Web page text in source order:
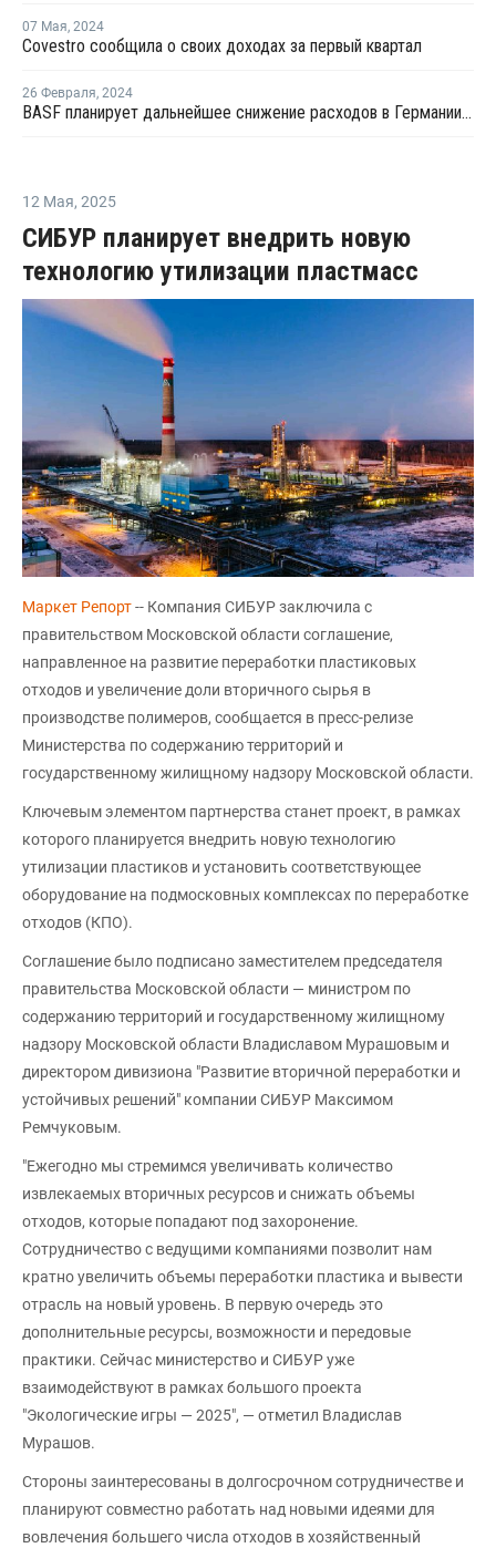
07 Мая, 2024
Covestro сообщила о своих доходах за первый квартал
26 Февраля, 2024
BASF планирует дальнейшее снижение расходов в Германии и отмечает рост прибыли
12 Мая, 2025
СИБУР планирует внедрить новую
технологию утилизации пластмасс
Маркет Репорт-- Компания СИБУР заключила с
правительством Московской области соглашение,
направленное на развитие переработки пластиковых
отходов и увеличение доли вторичного сырья в
производстве полимеров, сообщается в пресс-релизе
Министерства по содержанию территорий и
государственному жилищному надзору Московской области.
Ключевым элементом партнерства станет проект, в рамках
которого планируется внедрить новую технологию
утилизации пластиков и установить соответствующее
оборудование на подмосковных комплексах по переработке
отходов (КПО).
Соглашение было подписано заместителем председателя
правительства Московской области — министром по
содержанию территорий и государственному жилищному
надзору Московской области Владиславом Мурашовым и
директором дивизиона "Развитие вторичной переработки и
устойчивых решений" компании СИБУР Максимом
Ремчуковым.
"Ежегодно мы стремимся увеличивать количество
извлекаемых вторичных ресурсов и снижать объемы
отходов, которые попадают под захоронение.
Сотрудничество с ведущими компаниями позволит нам
кратно увеличить объемы переработки пластика и вывести
отрасль на новый уровень. В первую очередь это
дополнительные ресурсы, возможности и передовые
практики. Сейчас министерство и СИБУР уже
взаимодействуют в рамках большого проекта
"Экологические игры — 2025", — отметил Владислав
Мурашов.
Стороны заинтересованы в долгосрочном сотрудничестве и
планируют совместно работать над новыми идеями для
вовлечения большего числа отходов в хозяйственный